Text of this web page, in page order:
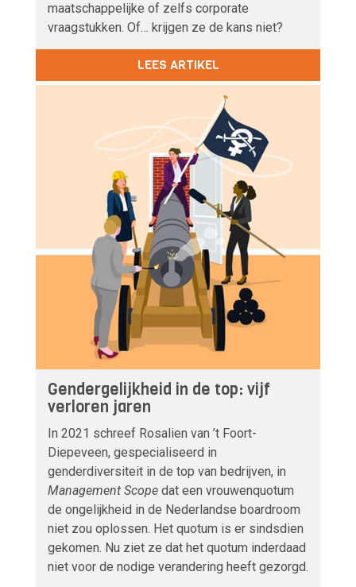
maatschappelijke of zelfs corporate
vraagstukken. Of… krijgen ze de kans niet?
LEES ARTIKEL
Gendergelijkheid in de top: vijf
verloren jaren
In 2021 schreef Rosalien van ’t Foort-
Diepeveen, gespecialiseerd in
genderdiversiteit in de top van bedrijven, in
Management Scope dat een vrouwenquotum
de ongelijkheid in de Nederlandse boardroom
niet zou oplossen. Het quotum is er sindsdien
gekomen. Nu ziet ze dat het quotum inderdaad
niet voor de nodige verandering heeft gezorgd.